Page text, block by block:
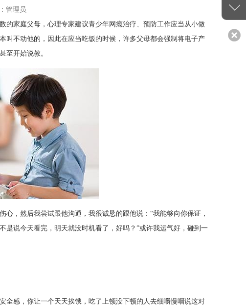
管理员
的家庭父母，心理专家建议青少年网瘾治疗、预防工作应当从小做
叫不动他的，因此在应当吃饭的时候，许多父母都会强制将电子产
至开始说教。
，然后我尝试跟他沟通，我很诚恳的跟他说：“我能够向你保证，
说今天看完，明天就没时机看了，好吗？”或许我运气好，碰到一
全感，你让一个天天挨饿，吃了上顿没下顿的人去细嚼慢咽说这对